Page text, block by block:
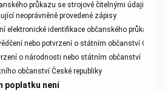
průkazu se strojově čitelnými údaji za
neoprávněně provedené zápisy
elektronické identifikace občanského průkazu
nebo potvrzení o státním občanství České
o národnosti nebo státním občanství
občanství České republiky
poplatku není